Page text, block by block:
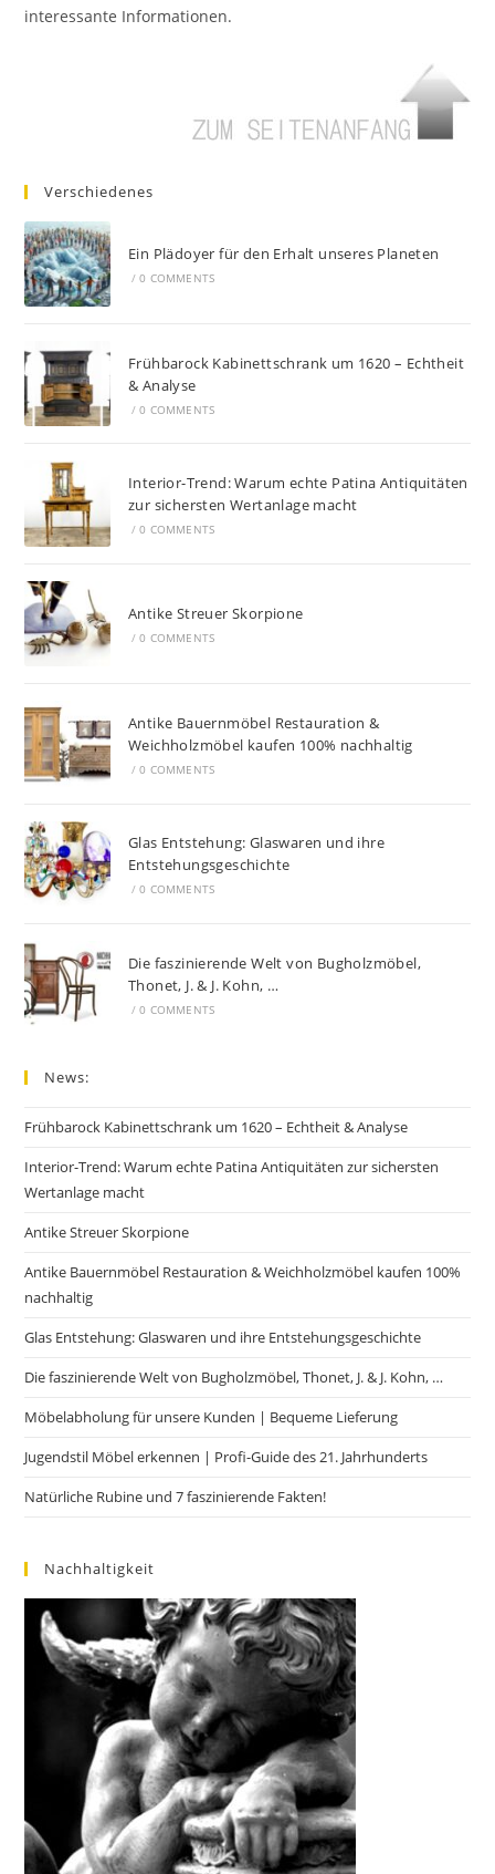
interessante Informationen.
Verschiedenes
Ein Plädoyer für den Erhalt unseres Planeten
/ 0 COMMENTS
Frühbarock Kabinettschrank um 1620 – Echtheit
& Analyse
/ 0 COMMENTS
Interior-Trend: Warum echte Patina Antiquitäten
zur sichersten Wertanlage macht
/ 0 COMMENTS
Antike Streuer Skorpione
/ 0 COMMENTS
Antike Bauernmöbel Restauration &
Weichholzmöbel kaufen 100% nachhaltig
/ 0 COMMENTS
Glas Entstehung: Glaswaren und ihre
Entstehungsgeschichte
/ 0 COMMENTS
Die faszinierende Welt von Bugholzmöbel,
Thonet, J. & J. Kohn, …
/ 0 COMMENTS
News:
Frühbarock Kabinettschrank um 1620 – Echtheit & Analyse
Interior-Trend: Warum echte Patina Antiquitäten zur sichersten
Wertanlage macht
Antike Streuer Skorpione
Antike Bauernmöbel Restauration & Weichholzmöbel kaufen 100%
nachhaltig
Glas Entstehung: Glaswaren und ihre Entstehungsgeschichte
Die faszinierende Welt von Bugholzmöbel, Thonet, J. & J. Kohn, …
Möbelabholung für unsere Kunden | Bequeme Lieferung
Jugendstil Möbel erkennen | Profi-Guide des 21. Jahrhunderts
Natürliche Rubine und 7 faszinierende Fakten!
Nachhaltigkeit